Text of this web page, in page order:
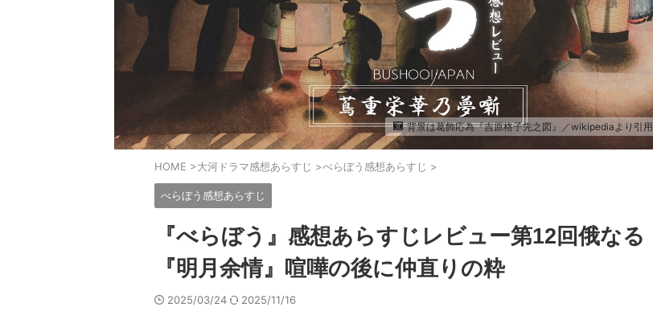
背景は葛飾応為『吉原格子先之図』／wikipediaより引用
HOME >大河ドラマ感想あらすじ >べらぼう感想あらすじ >
べらぼう感想あらすじ
『べらぼう』感想あらすじレビュー第12回俄なる
『明月余情』喧嘩の後に仲直りの粋
2025/03/24 2025/11/16